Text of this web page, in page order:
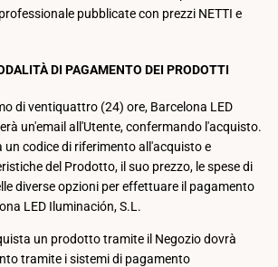
pubblicate con prezzi NETTI e
DI PAGAMENTO DEI PRODOTTI
di ventiquattro (24) ore, Barcelona LED
un'email all'Utente, confermando l'acquisto.
un codice di riferimento all'acquisto e
del Prodotto, il suo prezzo, le spese di
diverse opzioni per effettuare il pagamento
LED Iluminación, S.L.
un prodotto tramite il Negozio dovrà
tramite i sistemi di pagamento